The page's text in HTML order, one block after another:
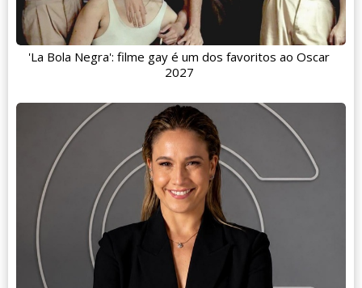
'La Bola Negra': filme gay é um dos favoritos ao Oscar
2027